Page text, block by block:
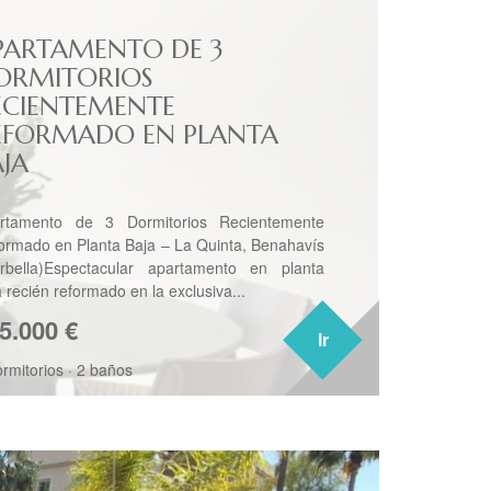
Ir
DE 3
EN PLANTA
de 3 Dormitorios Recientemente
en Planta Baja – La Quinta, Benahavís
apartamento en planta
recién reformado en la exclusiva...
€
·2 baños
Ir